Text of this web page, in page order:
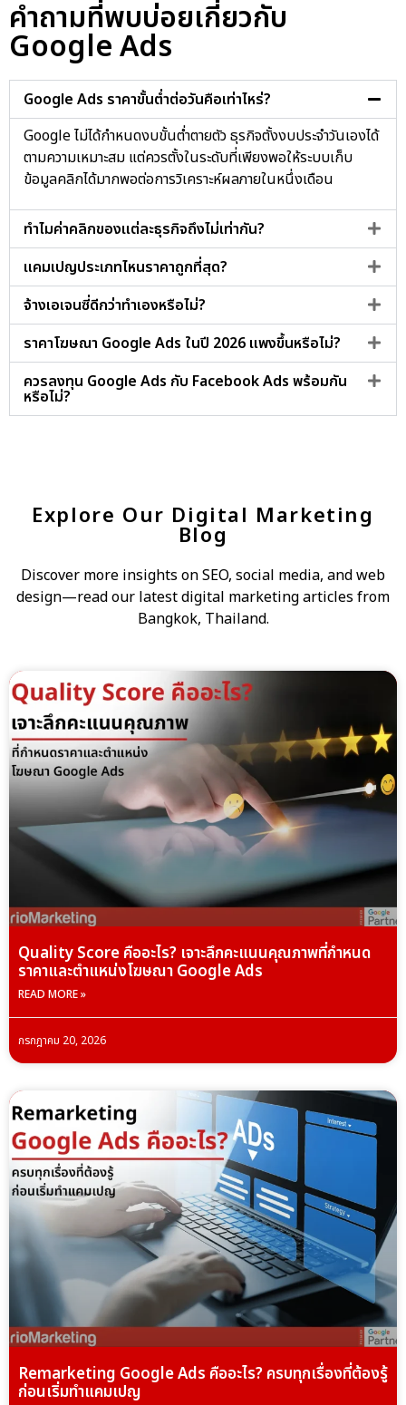
คำถามที่พบบ่อยเกี่ยวกับ
Google Ads
Google Ads ราคาขั้นต่ำต่อวันคือเท่าไหร่?
Google ไม่ได้กำหนดงบขั้นต่ำตายตัว ธุรกิจตั้งงบประจำวันเองได้
ตามความเหมาะสม แต่ควรตั้งในระดับที่เพียงพอให้ระบบเก็บ
ข้อมูลคลิกได้มากพอต่อการวิเคราะห์ผลภายในหนึ่งเดือน
ทำไมค่าคลิกของแต่ละธุรกิจถึงไม่เท่ากัน?
แคมเปญประเภทไหนราคาถูกที่สุด?
จ้างเอเจนซี่ดีกว่าทำเองหรือไม่?
ราคาโฆษณา Google Ads ในปี 2026 แพงขึ้นหรือไม่?
ควรลงทุน Google Ads กับ Facebook Ads พร้อมกัน
หรือไม่?
Explore Our Digital Marketing
Blog
Discover more insights on SEO, social media, and web
design—read our latest digital marketing articles from
Bangkok, Thailand.
Quality Score คืออะไร? เจาะลึกคะแนนคุณภาพที่กำหนด
ราคาและตำแหน่งโฆษณา Google Ads
READ MORE »
กรกฎาคม 20, 2026
Remarketing Google Ads คืออะไร? ครบทุกเรื่องที่ต้องรู้
ก่อนเริ่มทำแคมเปญ